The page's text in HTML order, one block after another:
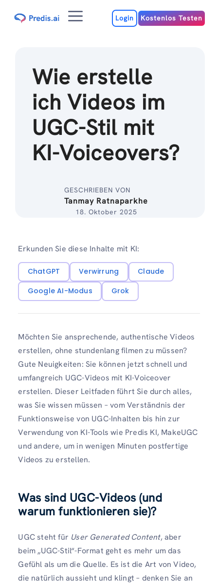
Inhalt
MenuLogin Kostenlos Testen
Wie erstelle
ich Videos im
UGC-Stil mit
KI-Voiceovers?
GESCHRIEBEN VON
Tanmay Ratnaparkhe
18. Oktober 2025
Erkunden Sie diese Inhalte mit KI:
ChatGPT Verwirrung
Claude
Google AI-Modus
Grok
Möchten Sie ansprechende, authentische Videos
erstellen, ohne stundenlang filmen zu müssen?
Gute Neuigkeiten: Sie können jetzt schnell und
umfangreich UGC-Videos mit KI-Voiceover
erstellen. Dieser Leitfaden führt Sie durch alles,
was Sie wissen müssen – vom Verständnis der
Funktionsweise von UGC-Inhalten bis hin zur
Verwendung von KI-Tools wie Predis KI, MakeUGC
und andere, um in wenigen Minuten postfertige
Videos zu erstellen.
Was sind UGC-Videos (und
warum funktionieren sie)?
UGC steht für User Generated Content, aber
beim „UGC-Stil“-Format geht es mehr um das
Gefühl als um die Quelle. Es ist die Art von Video,
die natürlich aussieht und klingt – denken Sie an